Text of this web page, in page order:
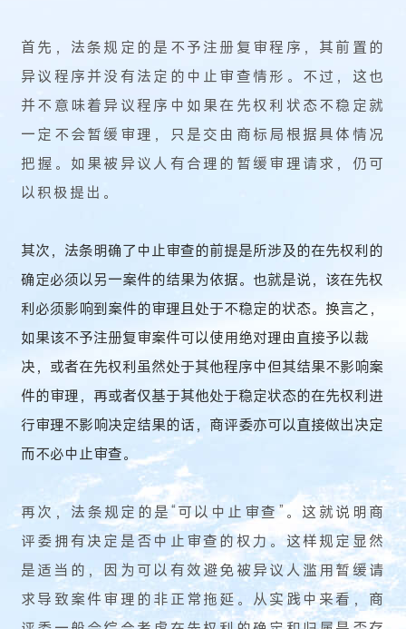
首先，法条规定的是不予注册复审程序，其前置的
异议程序并没有法定的中止审查情形。不过，这也
并不意味着异议程序中如果在先权利状态不稳定就
一定不会暂缓审理，只是交由商标局根据具体情况
把握。如果被异议人有合理的暂缓审理请求，仍可
以积极提出。
其次，法条明确了中止审查的前提是所涉及的在先权利的
确定必须以另一案件的结果为依据。也就是说，该在先权
利必须影响到案件的审理且处于不稳定的状态。换言之，
如果该不予注册复审案件可以使用绝对理由直接予以裁
决，或者在先权利虽然处于其他程序中但其结果不影响案
件的审理，再或者仅基于其他处于稳定状态的在先权利进
行审理不影响决定结果的话，商评委亦可以直接做出决定
而不必中止审查。
再次，法条规定的是“可以中止审查”。这就说明商
评委拥有决定是否中止审查的权力。这样规定显然
是适当的，因为可以有效避免被异议人滥用暂缓请
求导致案件审理的非正常拖延。从实践中来看，商